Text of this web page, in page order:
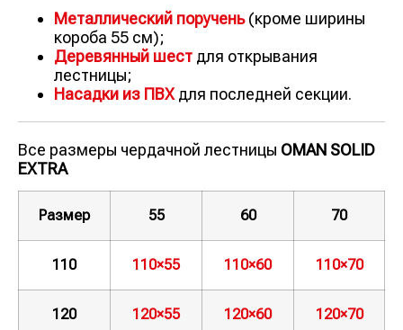
Металлический поручень(кроме ширины
короба 55 см);
Деревянный шест для открывания
лестницы;
Насадки из ПВХдля последней секции.
Все размеры чердачной лестницы OMAN SOLID
EXTRA
Размер 55 60 70
110 110×55 110×60 110×70
120 120×55 120×60 120×70